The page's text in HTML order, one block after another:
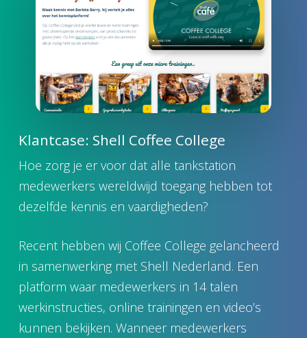
Klantcase: Shell Coffee College
Hoe zorg je er voor dat alle tankstation
medewerkers wereldwijd toegang hebben tot
dezelfde kennis en vaardigheden?
Recent hebben wij Coffee College gelancheerd
in samenwerking met Shell Nederland. Een
platform waar medewerkers in 14 talen
werkinstructies, online trainingen en video’s
kunnen bekijken. Wanneer medewerkers